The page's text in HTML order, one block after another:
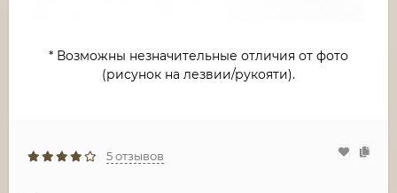
* Возможны незначительные отличия от фото
(рисунок на лезвии/рукояти).
5 отзывов